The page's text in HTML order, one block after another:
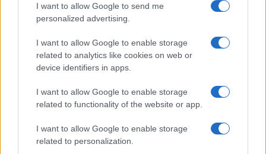
I want to allow Google to send me
personalized advertising.
I want to allow Google to enable storage
related to analytics like cookies on web or
device identifiers in apps.
I want to allow Google to enable storage
related to functionality of the website or app.
I want to allow Google to enable storage
related to personalization.
- Néhány esztendővel ezelőtt Sopronban már rendezte A
kapcsolatban?
Győrben nem én, hanem Tordy Géza rendezte volna. Sajnos
művészek között. A rendező úr itt hagyta a nyakamra ezt a
darabot. Valóban könnyebbséget jelentett számomra, hogy